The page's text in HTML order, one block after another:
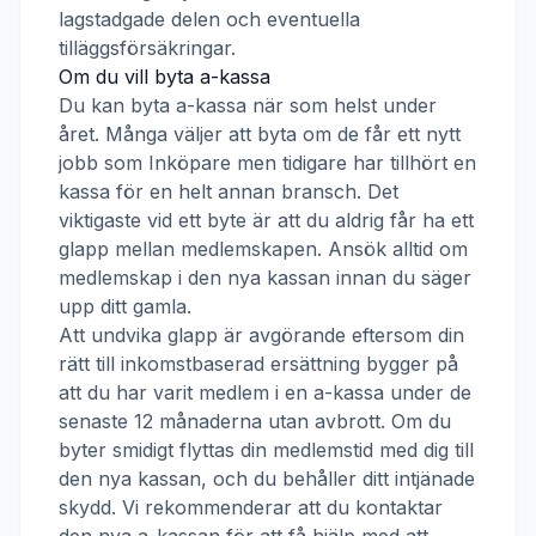
lagstadgade delen och eventuella
tilläggsförsäkringar.
Om du vill byta a-kassa
Du kan byta a-kassa när som helst under
året. Många väljer att byta om de får ett nytt
jobb som Inköpare men tidigare har tillhört en
kassa för en helt annan bransch. Det
viktigaste vid ett byte är att du aldrig får ha ett
glapp mellan medlemskapen. Ansök alltid om
medlemskap i den nya kassan innan du säger
upp ditt gamla.
Att undvika glapp är avgörande eftersom din
rätt till inkomstbaserad ersättning bygger på
att du har varit medlem i en a-kassa under de
senaste 12 månaderna utan avbrott. Om du
byter smidigt flyttas din medlemstid med dig till
den nya kassan, och du behåller ditt intjänade
skydd. Vi rekommenderar att du kontaktar